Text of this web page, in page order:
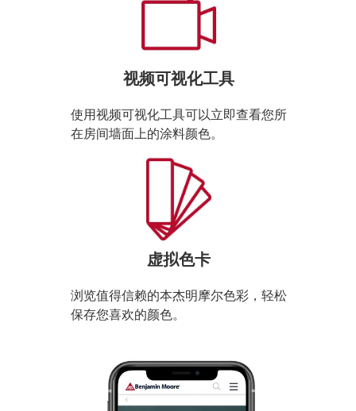
视频可视化工具
使用视频可视化工具可以立即查看您所
在房间墙面上的涂料颜色。
虚拟色卡
浏览值得信赖的本杰明摩尔色彩，轻松
保存您喜欢的颜色。